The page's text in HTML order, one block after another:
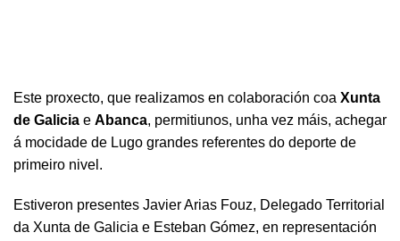
Este proxecto, que realizamos en colaboración coa Xunta
de Galicia e Abanca, permitiunos, unha vez máis, achegar
á mocidade de Lugo grandes referentes do deporte de
primeiro nivel.
Estiveron presentes Javier Arias Fouz, Delegado Territorial
da Xunta de Galicia e Esteban Gómez, en representación